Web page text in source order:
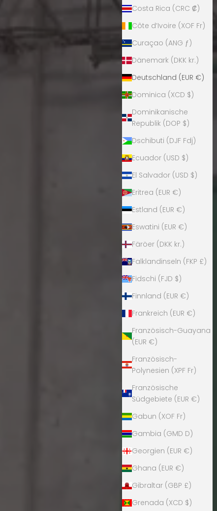
Costa Rica (CRC ₡)
Côte d’Ivoire (XOF Fr)
Curaçao (ANG ƒ)
Dänemark (DKK kr.)
Deutschland (EUR €)
Dominica (XCD $)
Dominikanische
Republik (DOP $)
Dschibuti (DJF Fdj)
Ecuador (USD $)
El Salvador (USD $)
Eritrea (EUR €)
Estland (EUR €)
Eswatini (EUR €)
Färöer (DKK kr.)
Falklandinseln (FKP £)
Fidschi (FJD $)
Finnland (EUR €)
Frankreich (EUR €)
Französisch-Guayana
(EUR €)
Französisch-
Polynesien (XPF Fr)
Französische
Südgebiete (EUR €)
Gabun (XOF Fr)
Gambia (GMD D)
Georgien (EUR €)
Ghana (EUR €)
Gibraltar (GBP £)
Grenada (XCD $)